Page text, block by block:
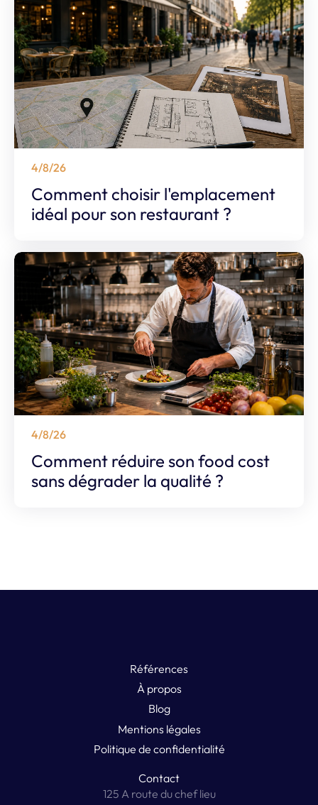
4/8/26
Comment choisir l'emplacement
idéal pour son restaurant ?
4/8/26
Comment réduire son food cost
sans dégrader la qualité ?
Références
À propos
Blog
Mentions légales
Politique de confidentialité
Contact
125 A route du chef lieu